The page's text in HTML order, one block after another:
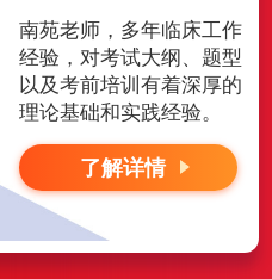
南苑老师，多年临床工作
经验，对考试大纲、题型
以及考前培训有着深厚的
理论基础和实践经验。
了解详情